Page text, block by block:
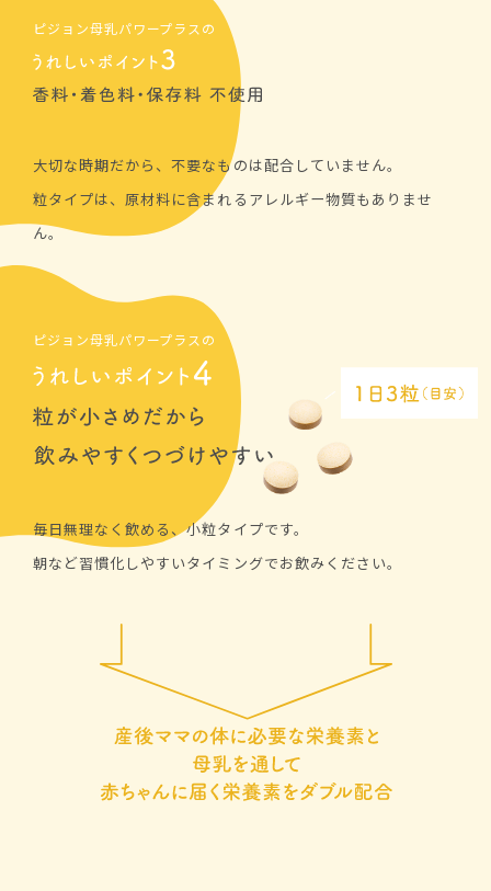
ピジョン母乳パワープラスの
大切な時期だから、不要なものは配合していません。
粒タイプは、原材料に含まれるアレルギー物質もありませ
ん。
ピジョン母乳パワープラスの
毎日無理なく飲める、小粒タイプです。
朝など習慣化しやすいタイミングでお飲みください。